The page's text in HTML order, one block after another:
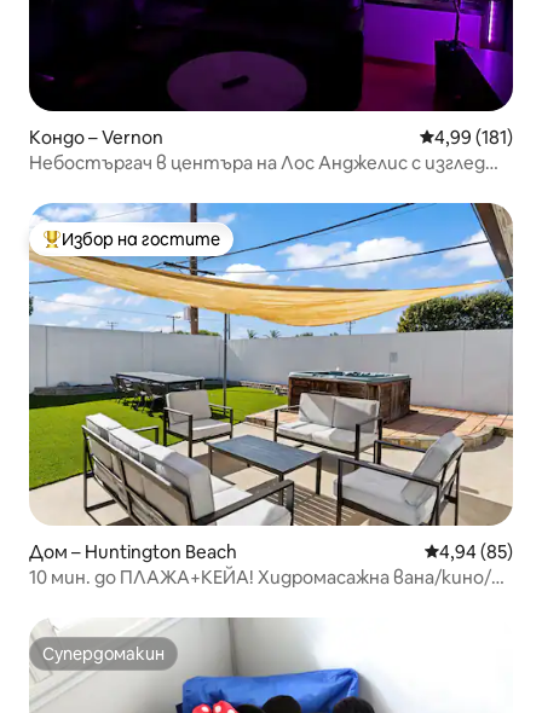
Кондо – Vernon Средна
4,99 (181)
Небостъргач в центъра на Лос Анджелис с изглед
Най-популярен избор на гостите
Избор на гостите
Дом – Huntington Beach Средна
4,94 (85)
10 мин. до ПЛАЖА+КЕЙА! Хидромасажна вана/кино/
Супердомакин
Супердомакин